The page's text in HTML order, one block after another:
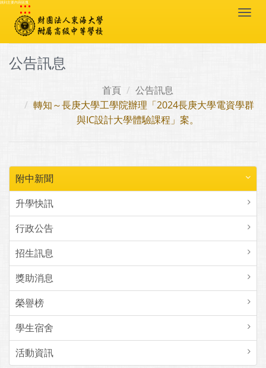
跳到主要內容區塊
:::
公告訊息
首頁
公告訊息
轉知～長庚大學工學院辦理「2024長庚大學電資學群
與IC設計大學體驗課程」案。
附中新聞
升學快訊
行政公告
招生訊息
獎助消息
榮譽榜
學生宿舍
活動資訊